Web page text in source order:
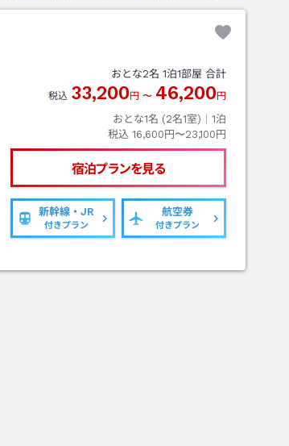
おとな2名 1泊1部屋 合計
税込 33,200 円 〜 46,200 円
おとな1名 (2名1室)｜ 1泊
税込 16,600円〜23,100円
宿泊プランを見る
新幹線・JR
付きプラン
航空券
付きプラン